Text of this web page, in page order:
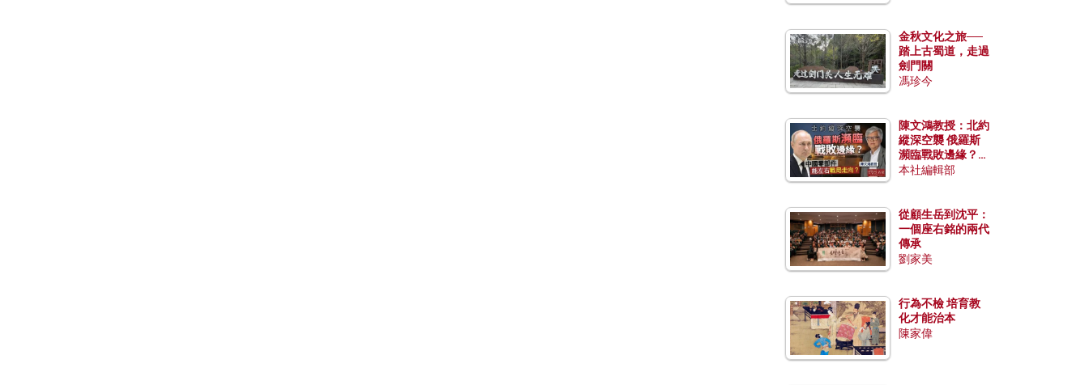
金秋文化之旅──
踏上古蜀道，走過
劍門關
馮珍今
陳文鴻教授：北約
縱深空襲 俄羅斯
瀕臨戰敗邊緣？中
國零部件能左右戰
本社編輯部
從顧生岳到沈平：
一個座右銘的兩代
傳承
劉家美
行為不檢 培育教
化才能治本
陳家偉